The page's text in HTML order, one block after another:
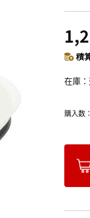
積
在庫
購入数：